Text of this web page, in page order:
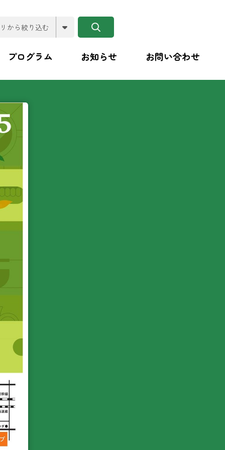
プログラム お知らせ お問い合わせ